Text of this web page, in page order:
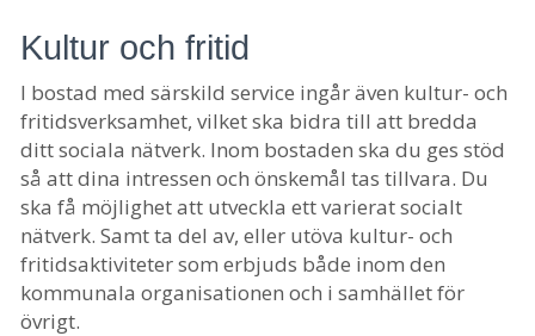
Kultur och fritid
I bostad med särskild service ingår även kultur- och
fritidsverksamhet, vilket ska bidra till att bredda
ditt sociala nätverk. Inom bostaden ska du ges stöd
så att dina intressen och önskemål tas tillvara. Du
ska få möjlighet att utveckla ett varierat socialt
nätverk. Samt ta del av, eller utöva kultur- och
fritidsaktiviteter som erbjuds både inom den
kommunala organisationen och i samhället för
övrigt.